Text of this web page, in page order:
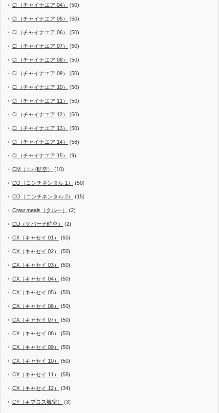
CI（チャイナエア 04） (50)
CI（チャイナエア 05） (50)
CI（チャイナエア 06） (50)
CI（チャイナエア 07） (50)
CI（チャイナエア 08） (50)
CI（チャイナエア 09） (50)
CI（チャイナエア 10） (50)
CI（チャイナエア 11） (50)
CI（チャイナエア 12） (50)
CI（チャイナエア 13） (50)
CI（チャイナエア 14） (58)
CI（チャイナエア 15） (9)
CM（コパ航空） (10)
CO（コンチネンタル 1） (50)
CO（コンチネンタル 2） (15)
Crew meals（クルー） (2)
CU（クバーナ航空） (2)
CX（キャセイ 01） (50)
CX（キャセイ 02） (50)
CX（キャセイ 03） (50)
CX（キャセイ 04） (50)
CX（キャセイ 05） (50)
CX（キャセイ 06） (50)
CX（キャセイ 07） (50)
CX（キャセイ 08） (50)
CX（キャセイ 09） (50)
CX（キャセイ 10） (50)
CX（キャセイ 11） (58)
CX（キャセイ 12） (34)
CY（キプロス航空） (3)